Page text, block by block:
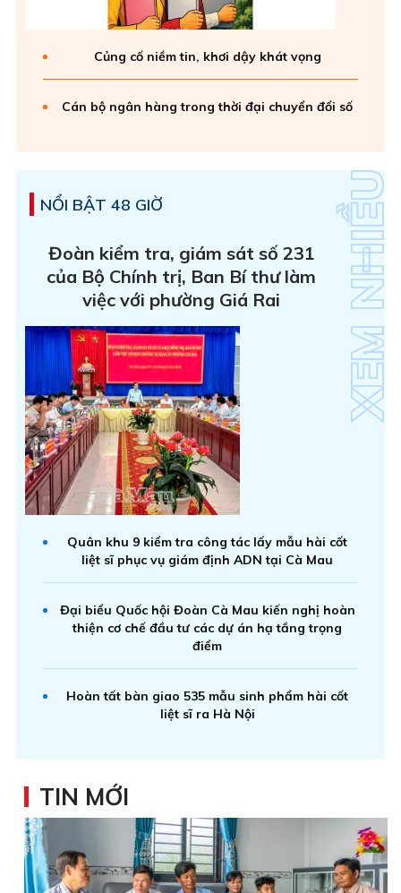
Củng cố niềm tin, khơi dậy khát vọng
Cán bộ ngân hàng trong thời đại chuyển đổi số
NỔI BẬT 48 GIỜ
Đoàn kiểm tra, giám sát số 231
của Bộ Chính trị, Ban Bí thư làm
việc với phường Giá Rai
Quân khu 9 kiểm tra công tác lấy mẫu hài cốt
liệt sĩ phục vụ giám định ADN tại Cà Mau
Đại biểu Quốc hội Đoàn Cà Mau kiến nghị hoàn
thiện cơ chế đầu tư các dự án hạ tầng trọng
điểm
Hoàn tất bàn giao 535 mẫu sinh phẩm hài cốt
liệt sĩ ra Hà Nội
TIN MỚI